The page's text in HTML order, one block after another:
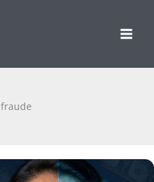
fraude